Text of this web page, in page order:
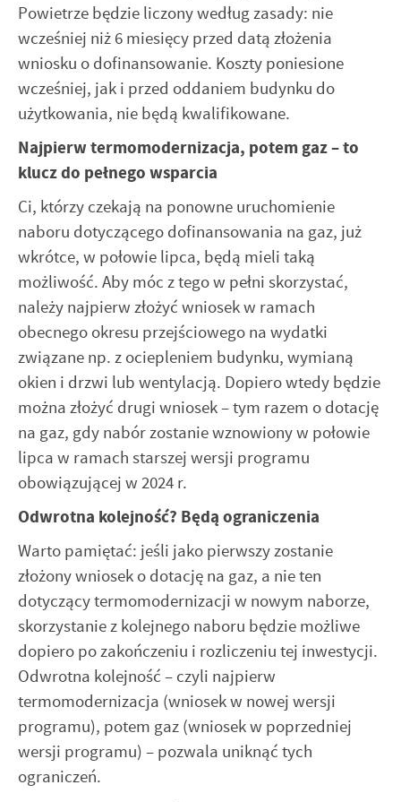
Powietrze będzie liczony według zasady: nie
wcześniej niż 6 miesięcy przed datą złożenia
wniosku o dofinansowanie. Koszty poniesione
wcześniej, jak i przed oddaniem budynku do
użytkowania, nie będą kwalifikowane.
Najpierw termomodernizacja, potem gaz – to
klucz do pełnego wsparcia
Ci, którzy czekają na ponowne uruchomienie
naboru dotyczącego dofinansowania na gaz, już
wkrótce, w połowie lipca, będą mieli taką
możliwość. Aby móc z tego w pełni skorzystać,
należy najpierw złożyć wniosek w ramach
obecnego okresu przejściowego na wydatki
związane np. z ociepleniem budynku, wymianą
okien i drzwi lub wentylacją. Dopiero wtedy będzie
można złożyć drugi wniosek – tym razem o dotację
na gaz, gdy nabór zostanie wznowiony w połowie
lipca w ramach starszej wersji programu
obowiązującej w 2024 r.
Odwrotna kolejność? Będą ograniczenia
Warto pamiętać: jeśli jako pierwszy zostanie
złożony wniosek o dotację na gaz, a nie ten
dotyczący termomodernizacji w nowym naborze,
skorzystanie z kolejnego naboru będzie możliwe
dopiero po zakończeniu i rozliczeniu tej inwestycji.
Odwrotna kolejność – czyli najpierw
termomodernizacja (wniosek w nowej wersji
programu), potem gaz (wniosek w poprzedniej
wersji programu) – pozwala uniknąć tych
ograniczeń.